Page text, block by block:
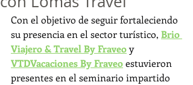
Con el objetivo de seguir fortaleciendo
su presencia en el sector turístico, Brio
Viajero & Travel By Fraveo y
VTDVacaciones By Fraveo estuvieron
presentes en el seminario impartido